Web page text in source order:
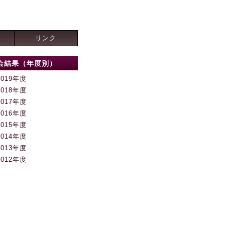
リンク
結果（年度別）
年度
年度
年度
年度
年度
年度
年度
年度